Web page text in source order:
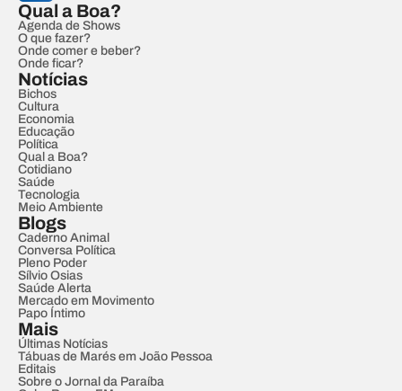
Qual a Boa?
Agenda de Shows
O que fazer?
Onde comer e beber?
Onde ficar?
Notícias
Bichos
Cultura
Economia
Educação
Política
Qual a Boa?
Cotidiano
Saúde
Tecnologia
Meio Ambiente
Blogs
Caderno Animal
Conversa Política
Pleno Poder
Sílvio Osias
Saúde Alerta
Mercado em Movimento
Papo Íntimo
Mais
Últimas Notícias
Tábuas de Marés em João Pessoa
Editais
Sobre o Jornal da Paraíba